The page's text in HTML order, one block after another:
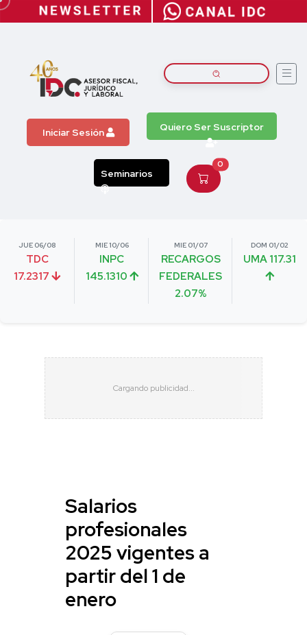
Iniciar Sesión Quiero Ser Suscriptor
Seminarios
0
JUE 06/08
TDC
17.2317
MIE 10/06
INPC
145.1310
MIE 01/07
RECARGOS
FEDERALES
2.07%
DOM 01/02
UMA 117.31
Salarios
profesionales
2025 vigentes a
partir del 1 de
enero